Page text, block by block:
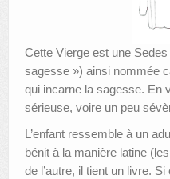
Cette Vierge est une
sagesse ») ainsi nommée
qui incarne la sagesse. En
sérieuse, voire un peu
L’enfant ressemble à un
bénit à la manière latine
de l’autre, il tient un livre.